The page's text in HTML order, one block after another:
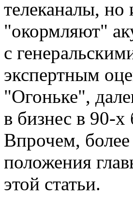
телеканалы, но
"окормляют"
с
экспертным
"Огоньке",
в бизнес в 90-
Впрочем,
положения
этой статьи.